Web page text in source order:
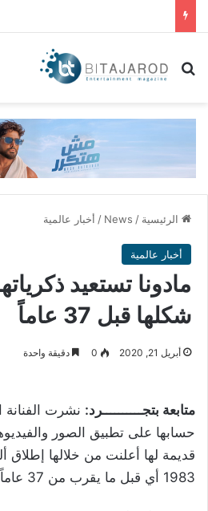
بحث عن
الرئيسية /
News
/ أخبار عالمية
أخبار عالمية
مادونا تستعيد
شكلها قبل 37 عاماً
أبريل 21, 2020 0 دقيقة واحدة
متابعة بتجــــــــــرد: نشرت الفنانة
حسابها على تطبيق الصور
قديمة لها أعلنت من خلالها إطلاق
1983 أي قبل ما يقرب من 37 عاماً.